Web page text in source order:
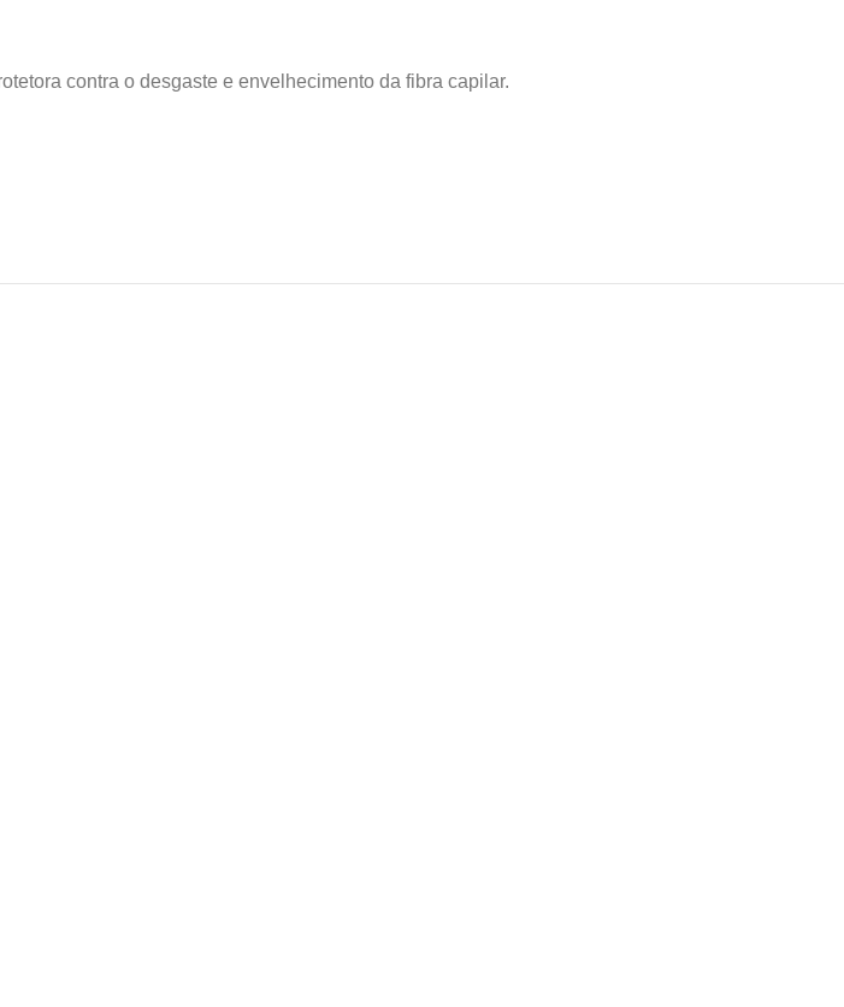
contra o desgaste e envelhecimento da fibra capilar.